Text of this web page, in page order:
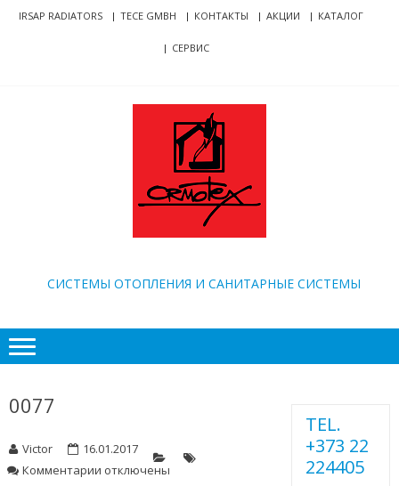
Skip
SkipIRSAP RADIATORS TECE GMBH КОНТАКТЫ АКЦИИ КАТАЛОГ
СЕРВИС
CИСТЕМЫ ОТОПЛЕНИЯ И САНИТАРНЫЕ СИСТЕМЫ
0077
Victor
16.01.2017
Комментарии котключены
TEL.
+373 22
224405